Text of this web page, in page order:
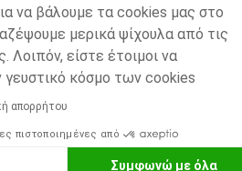
να βάλουμε τα cookies μας στο
μερικά ψίχουλα από τις
Λοιπόν, είστε έτοιμοι να
γευστικό κόσμο των cookies
απορρήτου
πιστοποιημένες από
Συμφωνώ με όλα
ΆΜΕΣΗ